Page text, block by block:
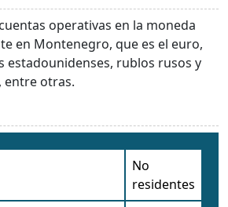
operativas en la moneda
en Montenegro, que es el euro,
estadounidenses, rublos rusos y
entre otras.
No
residentes